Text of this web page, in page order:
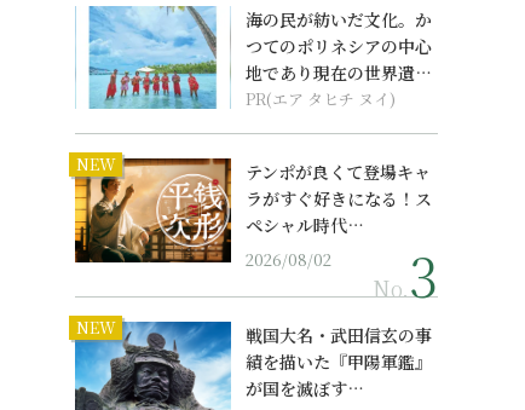
海の民が紡いだ文化。か
つてのポリネシアの中心
地であり現在の世界遺産
からみえてくる...
PR(エア タヒチ ヌイ)
NEW
テンポが良くて登場キャ
ラがすぐ好きになる！ス
ペシャル時代…
2026/08/02
No.
NEW
戦国大名・武田信玄の事
績を描いた『甲陽軍鑑』
が国を滅ぼす…